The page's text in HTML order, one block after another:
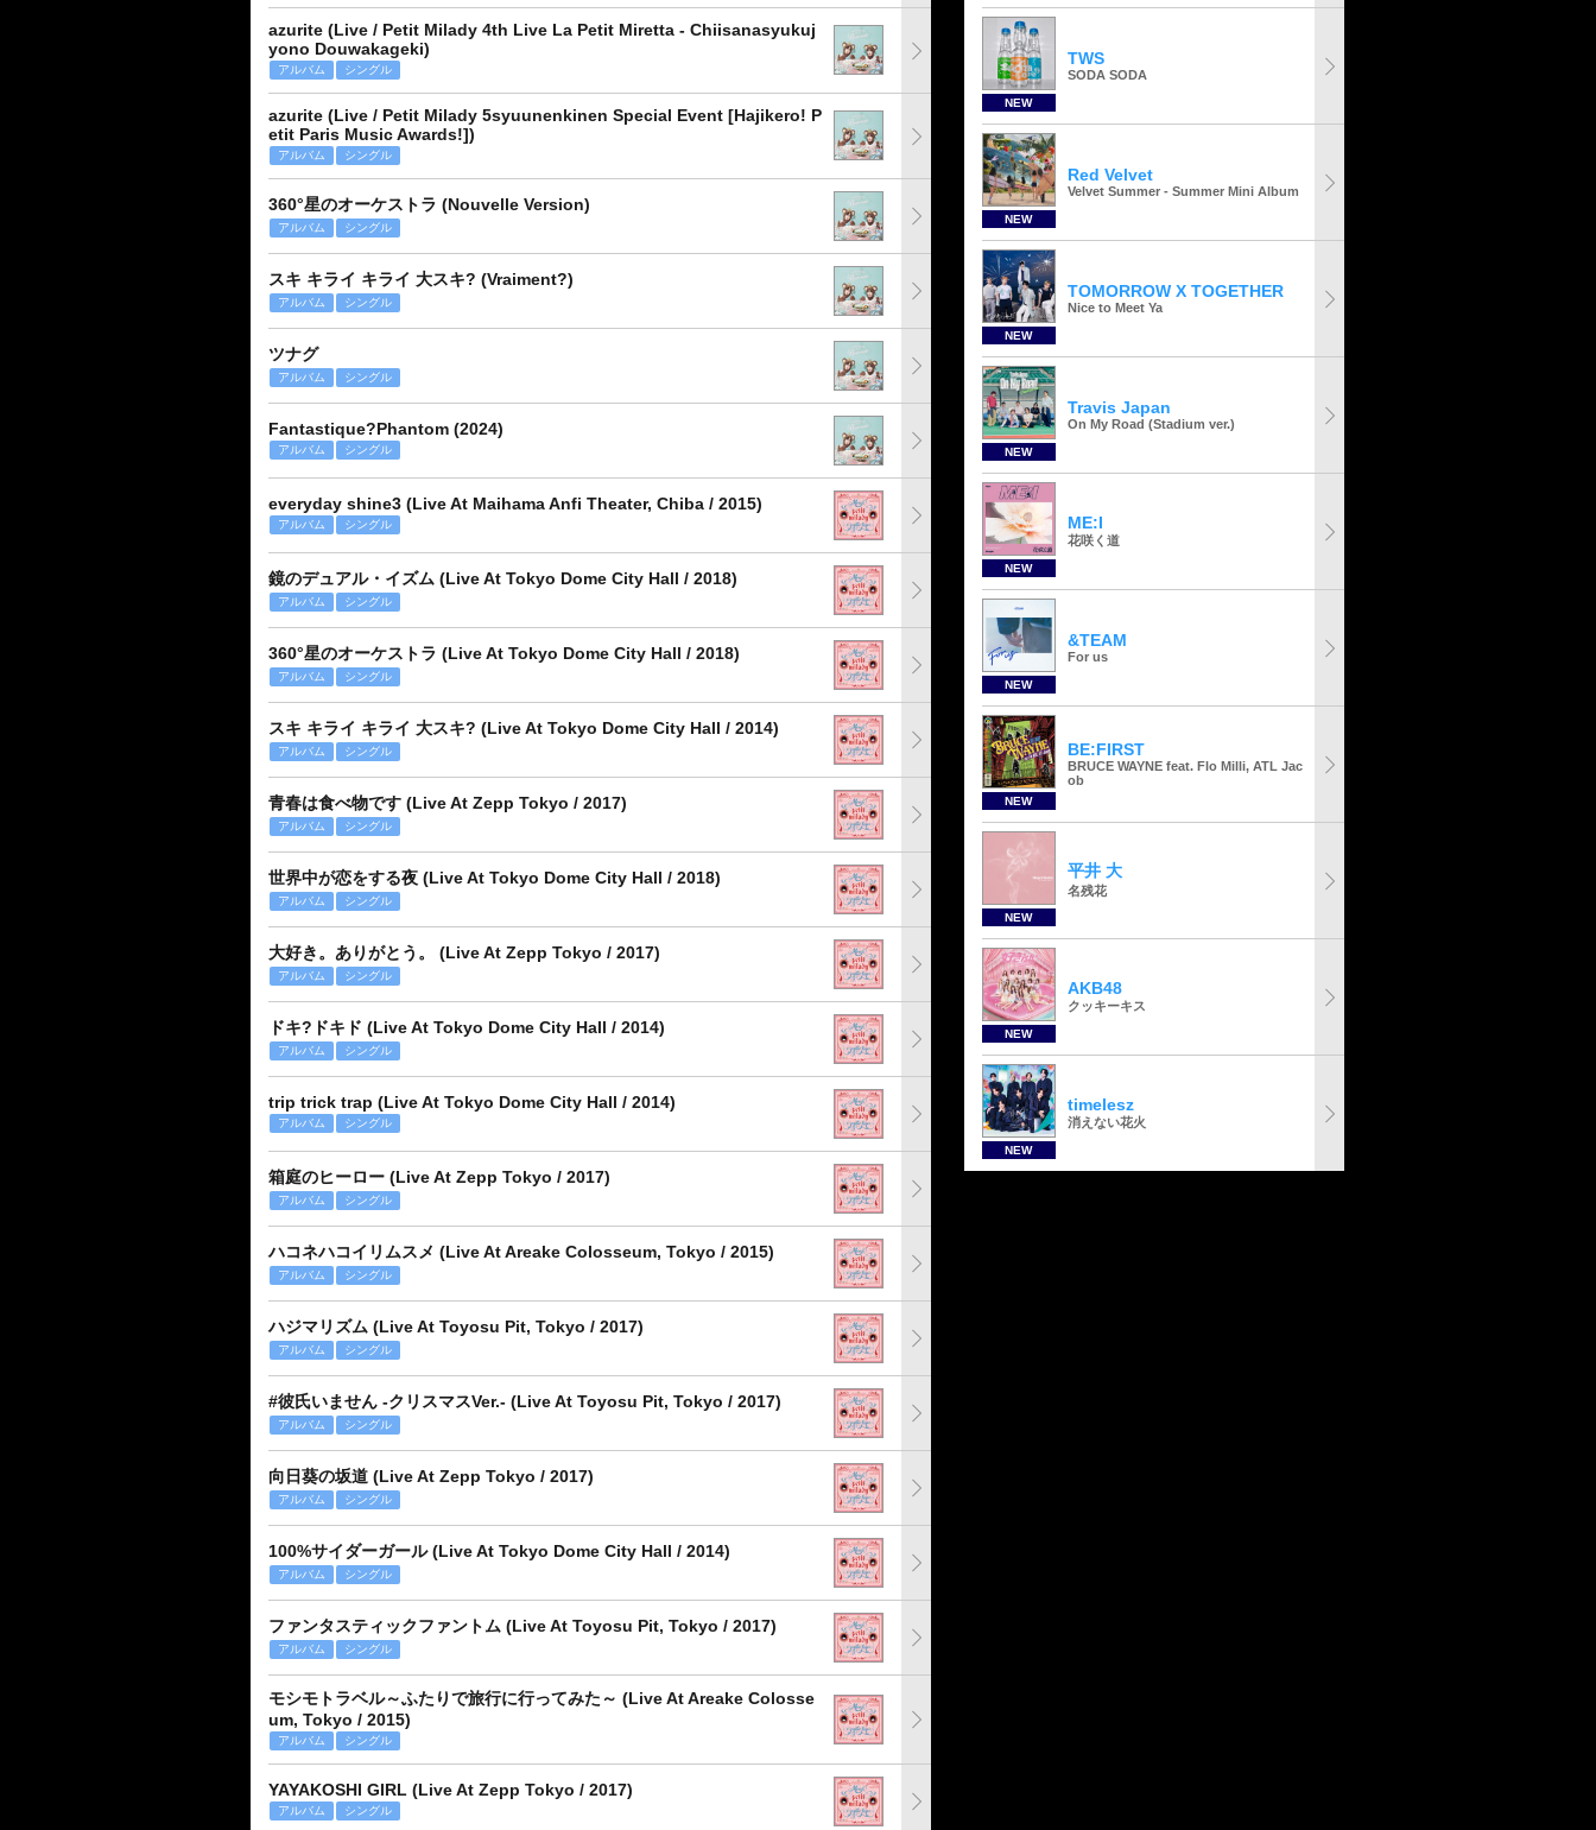
azurite (Live / Petit Milady 4th Live La Petit Miretta - Chiisanasyukuj
yono Douwakageki)
アルバム シングル
azurite (Live / Petit Milady 5syuunenkinen Special Event [Hajikero! P
etit Paris Music Awards!])
アルバム シングル
360°星のオーケストラ (Nouvelle Version)
アルバム シングル
スキ キライ キライ 大スキ? (Vraiment?)
アルバム シングル
ツナグ
アルバム シングル
Fantastique?Phantom (2024)
アルバム シングル
everyday shine3 (Live At Maihama Anfi Theater, Chiba / 2015)
アルバム シングル
鏡のデュアル・イズム (Live At Tokyo Dome City Hall / 2018)
アルバム シングル
360°星のオーケストラ (Live At Tokyo Dome City Hall / 2018)
アルバム シングル
スキ キライ キライ 大スキ? (Live At Tokyo Dome City Hall / 2014)
アルバム シングル
青春は食べ物です (Live At Zepp Tokyo / 2017)
アルバム シングル
世界中が恋をする夜 (Live At Tokyo Dome City Hall / 2018)
アルバム シングル
大好き。ありがとう。 (Live At Zepp Tokyo / 2017)
アルバム シングル
ドキ?ドキド (Live At Tokyo Dome City Hall / 2014)
アルバム シングル
trip trick trap (Live At Tokyo Dome City Hall / 2014)
アルバム シングル
箱庭のヒーロー (Live At Zepp Tokyo / 2017)
アルバム シングル
ハコネハコイリムスメ (Live At Areake Colosseum, Tokyo / 2015)
アルバム シングル
ハジマリズム (Live At Toyosu Pit, Tokyo / 2017)
アルバム シングル
#彼氏いません -クリスマスVer.- (Live At Toyosu Pit, Tokyo / 2017)
アルバム シングル
向日葵の坂道 (Live At Zepp Tokyo / 2017)
アルバム シングル
100%サイダーガール (Live At Tokyo Dome City Hall / 2014)
アルバム シングル
ファンタスティックファントム (Live At Toyosu Pit, Tokyo / 2017)
アルバム シングル
モシモトラベル～ふたりで旅行に行ってみた～ (Live At Areake Colosse
um, Tokyo / 2015)
アルバム シングル
YAYAKOSHI GIRL (Live At Zepp Tokyo / 2017)
アルバム シングル
NEW
TWS
SODA SODA
NEW
Red Velvet
Velvet Summer - Summer Mini Album
NEW
TOMORROW X TOGETHER
Nice to Meet Ya
NEW
Travis Japan
On My Road (Stadium ver.)
NEW
ME:I
花咲く道
NEW
&TEAM
For us
NEW
BE:FIRST
BRUCE WAYNE feat. Flo Milli, ATL Jac
ob
NEW
平井 大
名残花
NEW
AKB48
クッキーキス
NEW
timelesz
消えない花火